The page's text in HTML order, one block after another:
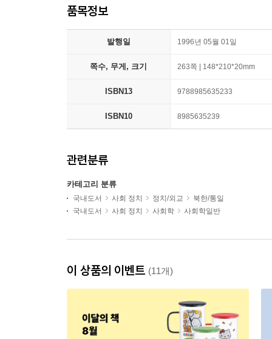
품목정보
발행일 1996년 05월 01일
쪽수, 무게, 크기 263쪽 | 148*210*20mm
ISBN13 9788985635233
ISBN10 8985635239
관련분류
카테고리 분류
국내도서 사회 정치 정치/외교
북한/통일
국내도서
사회 정치 사회학 사회학일반
이 상품의 이벤트 (11개)